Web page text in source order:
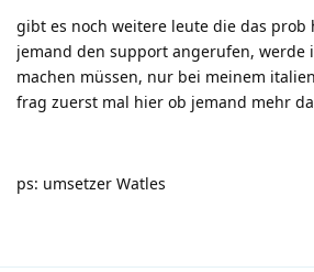
gibt es noch weitere leute die das prob
jemand den support angerufen, werde
machen müssen, nur bei meinem
frag zuerst mal hier ob jemand mehr
ps: umsetzer Watles